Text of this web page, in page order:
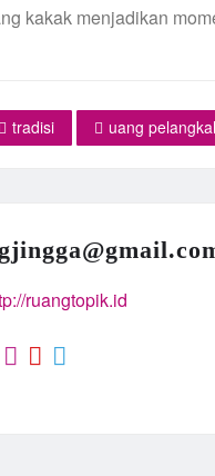
kakak menjadikan
tradisi uang
ruangtopik.id